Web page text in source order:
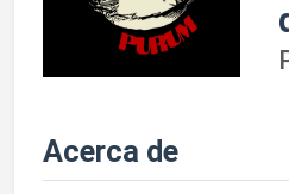
Acerca de